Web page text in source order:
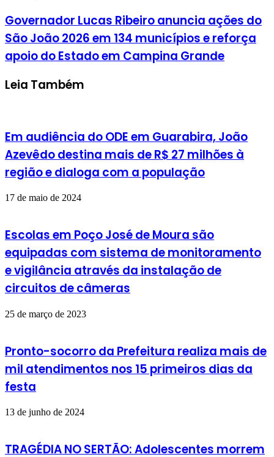
Governador Lucas Ribeiro anuncia ações do
São João 2026 em 134 municípios e reforça
apoio do Estado em Campina Grande
Leia Também
Em audiência do ODE em Guarabira, João
Azevêdo destina mais de R$ 27 milhões à
região e dialoga com a população
17 de maio de 2024
Escolas em Poço José de Moura são
equipadas com sistema de monitoramento
e vigilância através da instalação de
circuitos de câmeras
25 de março de 2023
Pronto-socorro da Prefeitura realiza mais de
mil atendimentos nos 15 primeiros dias da
festa
13 de junho de 2024
TRAGÉDIA NO SERTÃO: Adolescentes morrem